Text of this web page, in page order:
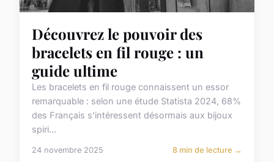
Découvrez le pouvoir des
bracelets en fil rouge : un
guide ultime
Les bracelets en fil rouge connaissent un essor
remarquable : selon une étude Statista 2024, 68%
des Français s'intéressent désormais aux bijoux
spiri...
24 novembre 2025 8 min de lecture →